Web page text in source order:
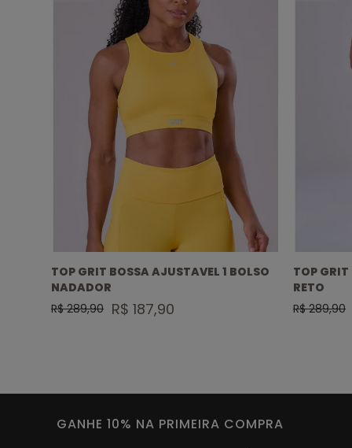
TOP GRIT BOSSA AJUSTAVEL 1 BOLSO
NADADOR
R$ 289,90 R$ 187,90
TOP GRIT
RETO
R$ 289,90
GANHE 10% NA PRIMEIRA COMPRA